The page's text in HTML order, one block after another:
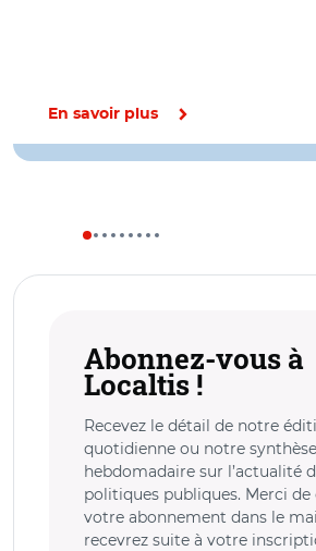
En savoir plus
Abonnez-vous à
Localtis !
Recevez le détail de notre
quotidienne ou notre synthèse
hebdomadaire sur l’actualité
politiques publiques. Merci
votre abonnement dans le
recevrez suite à votre